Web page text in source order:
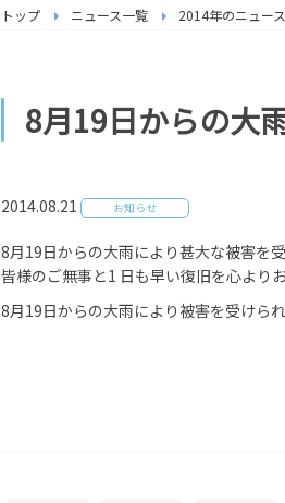
トップ ニュース一覧 2014年のニュー
8月19日からの大
2014.08.21 お知らせ
8月19日からの大雨により甚大な被害を
皆様のご無事と1 日も早い復旧を心より
8月19日からの大雨により被害を受けら